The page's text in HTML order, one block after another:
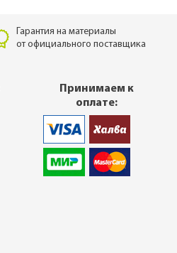
Гарантия на материалы
от официального поставщика
Принимаем к
оплате: